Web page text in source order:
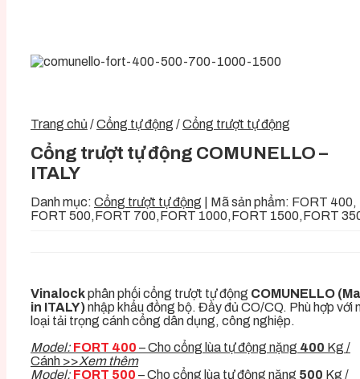
Trang chủ /Cổng tự động /Cổng trượt tự động
Cổng trượt tự động COMUNELLO –
ITALY
Danh mục: Cổng trượt tự động Mã sản phẩm: FORT 400,
FORT 500,FORT 700,FORT 1000,FORT 1500,FORT
Vinalockphân phối cổng trượt tự động COMUNELLO
in ITALY)nhập khẩu đồng bộ. Đầy đủ CO/CQ. Phù hợp với
loại tải trọng cánh cổng dân dụng, công nghiệp.
Model: FORT 400 – Cho cổng lùa tự động nặng 400 Kg /
Cánh >>Xem thêm
Model: FORT 500 – Cho cổng lùa tự động nặng 500 Kg /